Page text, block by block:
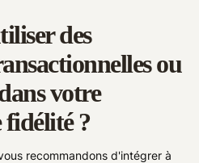
des
ou
votre
?
recommandons d'intégrer à